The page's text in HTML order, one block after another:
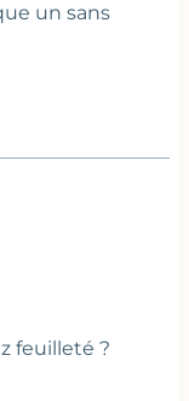
un sans
feuilleté ?